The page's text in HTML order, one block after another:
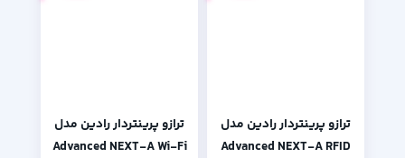
ترازو پرینتردار رادین مدل
Advanced NEXT-A RFID
ترازو پرینتردار رادین مدل
Advanced NEXT-A Wi-Fi